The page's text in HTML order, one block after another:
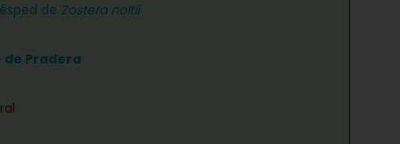
de Zostera noltii
de Pradera